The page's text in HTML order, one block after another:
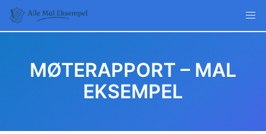
Skip
content
MØTERAPPORT – MAL
EKSEMPEL